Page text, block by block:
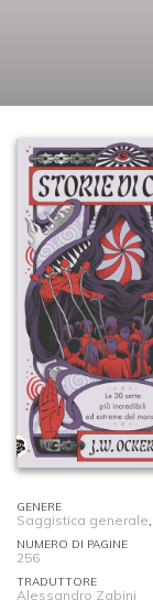
GENERE
Saggistica generale
NUMERO DI PAGINE
256
TRADUTTORE
Alessandro Zabini